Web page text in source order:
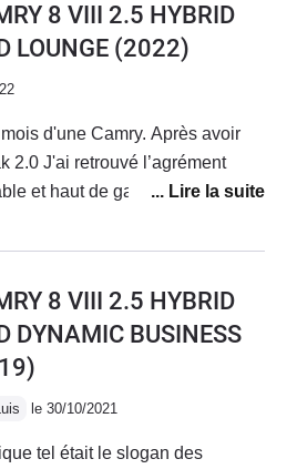
HSD Toyota, j'ai eu
de conduire différentes
des aspects les plus
de cette voiture est
énergétique. Quel
de carburant
à celle de ma vieille Prius2 !
en ville ; moins de 5 litres sur
et environ 6 à 7 litres sur
des performances
8 VIII 2.5 HYBRID
LOUNGE (2022)
d'une Camry. Après avoir
2.0 J'ai retrouvé l’agrément
et haut de gamme.Je suis
ancienne Corolla.L'équipement
aurait pu etre amélioré,
8 VIII 2.5 HYBRID
DYNAMIC BUSINESS
le 30/10/2021
tel était le slogan des